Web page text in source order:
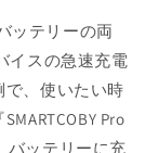
ッテリーの両
イスの急速充電
、使いたい時
Pro
バッテリーに充